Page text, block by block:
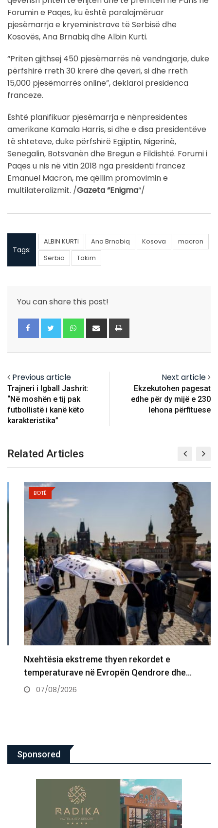
Forumin e Paqes, ku është paralajmëruar
pjesëmarrja e kryeministrave të Serbisë dhe
Kosovës, Ana Brnabiq dhe Albin Kurti.
“Priten gjithsej 450 pjesëmarrës në vendngjarje, duke
përfshirë rreth 30 krerë dhe qeveri, si dhe rreth
15,000 pjesëmarrës online”, deklaroi presidenca
franceze.
Është planifikuar pjesëmarrja e nënpresidentes
amerikane Kamala Harris, si dhe e disa presidentëve
të shteteve, duke përfshirë Egjiptin, Nigerinë,
Senegalin, Botsvanën dhe Bregun e Fildishtë. Forumi i
Paqes u nis në vitin 2018 nga presidenti francez
Emanuel Macron, me qëllim promovimin e
multilateralizmit. /Gazeta “Enigma“/
Tags:
ALBIN KURTI Ana Brnabiq Kosova
macron
Serbia
Takim
You can share this post!
Whatsapp
Share
via
Previous article
Trajneri i Igball Jashrit:
“Në moshën e tij pak
futbollistë i kanë këto
karakteristika”
Next article
Ekzekutohen pagesat
edhe për dy mijë e 230
lehona përfituese
Related Articles
BOTË
Nxehtësia ekstreme thyen rekordet e
temperaturave në Evropën Qendrore dhe…
07/08/2026
Sponsored